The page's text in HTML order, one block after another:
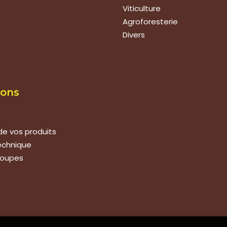
Viticulture
Agroforesterie
Divers
vos produits